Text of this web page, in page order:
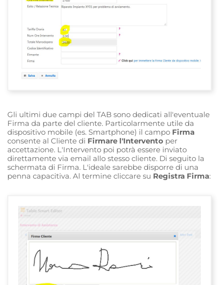
Gli ultimi due campi del TAB sono dedicati all'eventuale
Firma da parte del cliente. Particolarmente utile da
dispositivo mobile (es. Smartphone) il campo Firma
consente al Cliente di Firmare l'Intervento per
accettazione. L'Intervento poi potrà essere inviato
direttamente via email allo stesso cliente. Di seguito la
schermata di Firma. L'ideale sarebbe disporre di una
penna capacitiva. Al termine cliccare su Registra Firma: